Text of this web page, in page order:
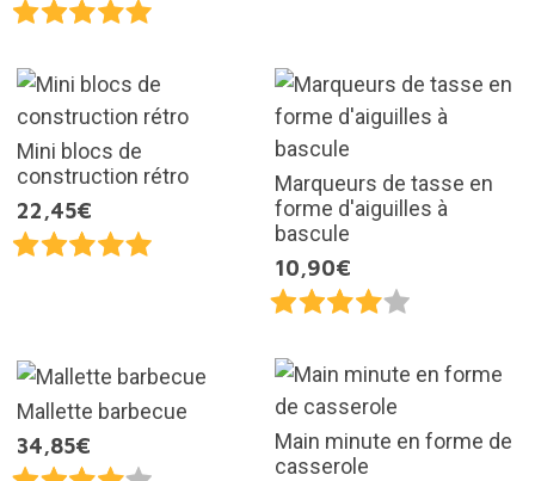
Mini blocs de
construction rétro
22,45€
Marqueurs de tasse en
forme d'aiguilles à
bascule
10,90€
Mallette barbecue
34,85€
Main minute en forme de
casserole